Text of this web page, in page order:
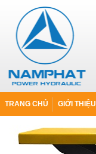
TRANG CHỦ GIỚI THIỆU